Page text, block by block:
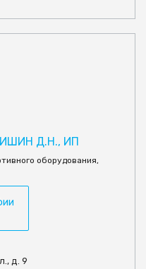
Д.Н., ИП
оборудования,
д. 9